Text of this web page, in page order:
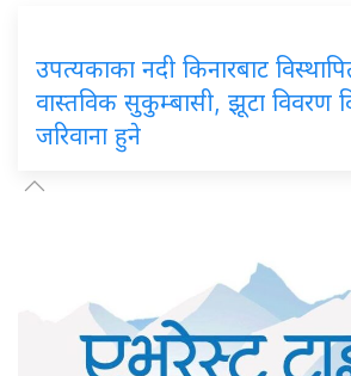
उपत्यकाका नदी किनारबाट
वास्तविक सुकुम्बासी, झूटा विवरण
जरिवाना हुने